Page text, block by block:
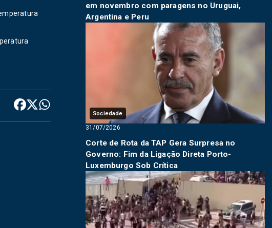
em novembro com paragens no Uruguai,
Argentina e Peru
Sociedade
31/07/2026
Corte de Rota da TAP Gera Surpresa no
Governo: Fim da Ligação Direta Porto-
Luxemburgo Sob Crítica